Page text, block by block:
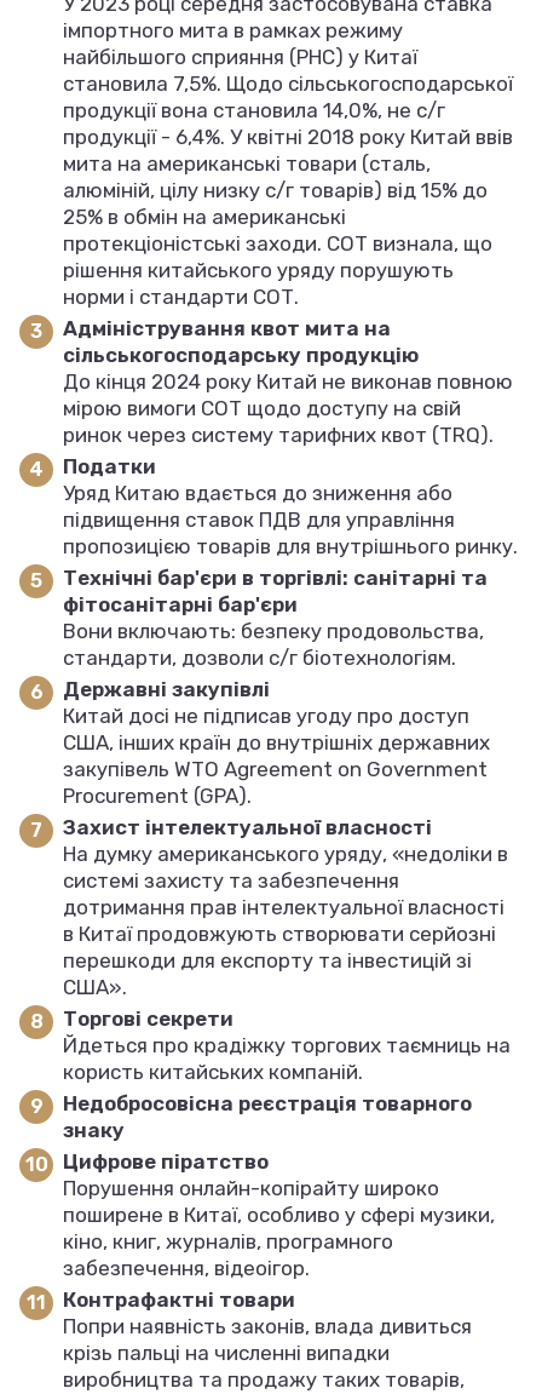
імпортного мита в рамках режиму
найбільшого сприяння (РНС) у Китаї
становила 7,5%. Щодо сільськогосподарської
продукції вона становила 14,0%, не с/г
продукції - 6,4%. У квітні 2018 року Китай ввів
мита на американські товари (сталь,
алюміній, цілу низку с/г товарів) від 15% до
25% в обмін на американські
протекціоністські заходи. СОТ визнала, що
рішення китайського уряду порушують
норми і стандарти СОТ.
Адміністрування квот мита на
сільськогосподарську продукцію
До кінця 2024 року Китай не виконав повною
мірою вимоги СОТ щодо доступу на свій
ринок через систему тарифних квот (TRQ).
Податки
Уряд Китаю вдається до зниження або
підвищення ставок ПДВ для управління
пропозицією товарів для внутрішнього ринку.
Технічні бар'єри в торгівлі: санітарні та
фітосанітарні бар'єри
Вони включають: безпеку продовольства,
стандарти, дозволи с/г біотехнологіям.
Державні закупівлі
Китай досі не підписав угоду про доступ
США, інших країн до внутрішніх державних
закупівель WTO Agreement on Government
Procurement (GPA).
Захист інтелектуальної власності
На думку американського уряду, «недоліки в
системі захисту та забезпечення
дотримання прав інтелектуальної власності
в Китаї продовжують створювати серйозні
перешкоди для експорту та інвестицій зі
США».
Торгові секрети
Йдеться про крадіжку торгових таємниць на
користь китайських компаній.
Недобросовісна реєстрація товарного
знаку
Цифрове піратство
Порушення онлайн-копірайту широко
поширене в Китаї, особливо у сфері музики,
кіно, книг, журналів, програмного
забезпечення, відеоігор.
Контрафактні товари
Попри наявність законів, влада дивиться
крізь пальці на численні випадки
виробництва та продажу таких товарів,